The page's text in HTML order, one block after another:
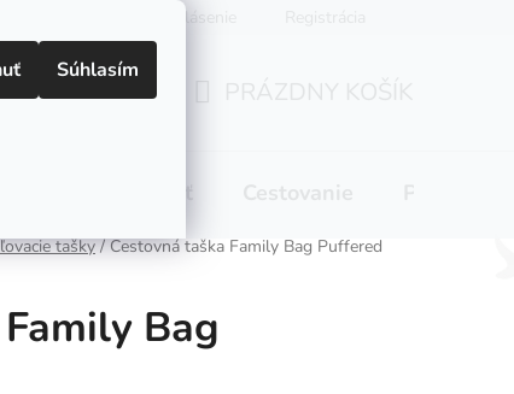
Súhlasím
Prihlásenie
tašky / Cestovná taška Family Bag Puffered
Bag